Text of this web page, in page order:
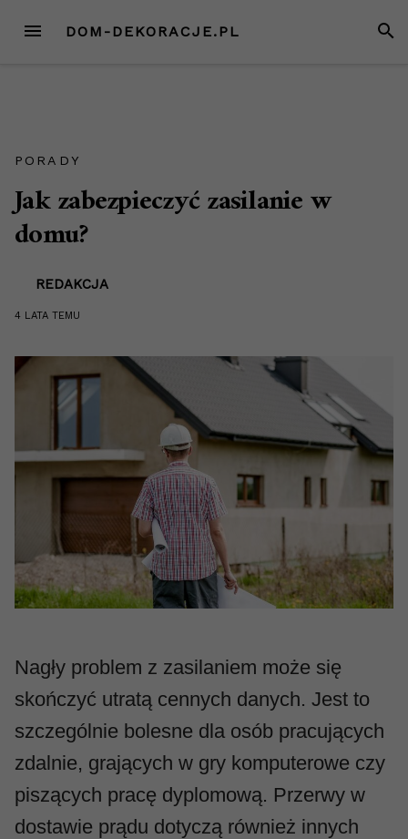
MENU DOM-DEKORACJE.PL
PORADY
Jak zabezpieczyć zasilanie w
domu?
REDAKCJA
4 LATA TEMU
Nagły problem z zasilaniem może się
skończyć utratą cennych danych. Jest to
szczególnie bolesne dla osób pracujących
zdalnie, grających w gry komputerowe czy
piszących pracę dyplomową. Przerwy w
dostawie prądu dotyczą również innych